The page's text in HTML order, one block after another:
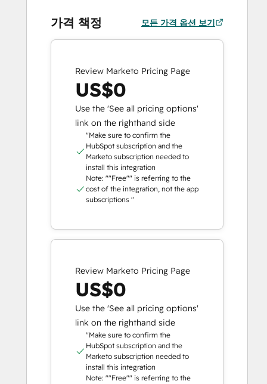
가격 책정 모든 가격 옵션 보기
Review Marketo Pricing Page
US$0
Use the 'See all pricing options'
link on the righthand side
"Make sure to confirm the
HubSpot subscription and the
Marketo subscription needed to
install this integration
Note: ""Free"" is referring to the
cost of the integration, not the app
subscriptions "
Review Marketo Pricing Page
US$0
Use the 'See all pricing options'
link on the righthand side
"Make sure to confirm the
HubSpot subscription and the
Marketo subscription needed to
install this integration
Note: ""Free"" is referring to the